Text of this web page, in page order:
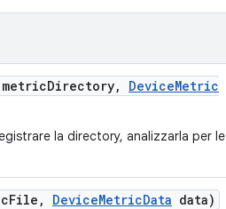
Directory, DeviceMetric
la directory, analizzarla per le
File , DeviceMetricData data)